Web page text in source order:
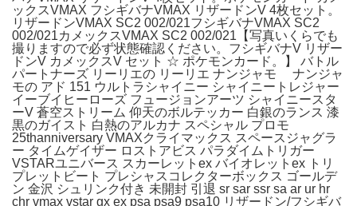
ックスVMAX フシギバナVMAX リザードンV 4枚セット。
リザードンVMAX SC2 002/021フシギバナVMAX SC2
002/021カメックスVMAX SC2 002/021【写真いくらでも
撮りますので必ず状態確認ください。フシギバナV リザー
ドンV カメックスV セット ☆ ポケモンカード。】 バトル
パートナーズ リーリエの リーリエ ナンジャモ ナンジャ
モの アド 151 ウルトラシャイニー シャイニートレジャー
イーブイヒーローズ フュージョンアーツ シャイニースタ
ーV 蒼空ストリーム 仰天のボルテッカー 白銀のランス 漆
黒のガイスト 白熱のアルカナ スペシャル プロモ
25thanniversary VMAXクライマックス スペースジャグラ
ー タイムゲイザー ロストアビス パラダイムトリガー
VSTARユニバース スカーレットex バイオレットex トリ
プレットビート プレシャスコレクターボックス ゴールデ
ン 金沢 シュリンク付き 未開封 引退 sr sar ssr sa ar ur hr
chr vmax vstar gx ex psa psa9 psa10 リザードン/フシギバ